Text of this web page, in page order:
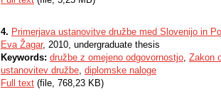
4. Primerjava ustanovitve družbe med Slovenijo in
Eva Žagar, 2010, undergraduate thesis
Keywords: družbe z omejeno odgovornostjo, Zakon
ustanovitev družbe, diplomske naloge
Full text (file, 768,23 KB)